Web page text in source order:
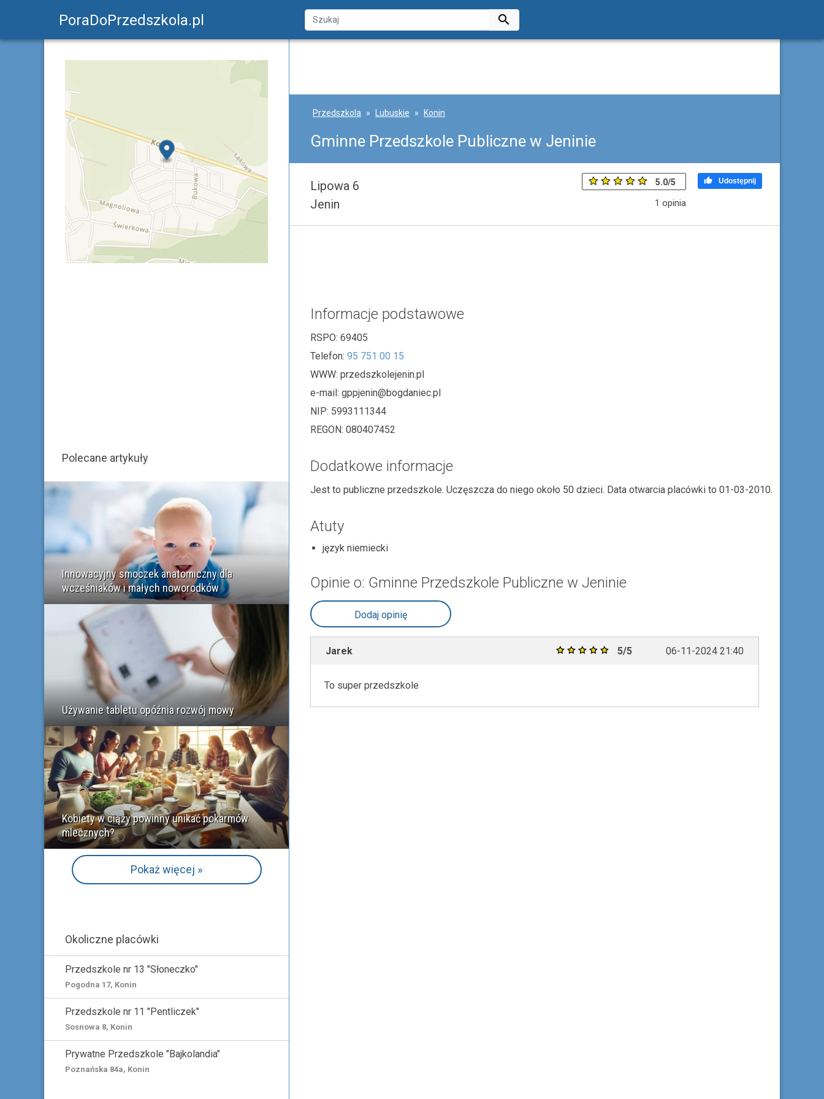
PoraDoPrzedszkola.pl 
Przedszkola Lubuskie Konin
Gminne Przedszkole Publiczne w Jeninie
Lipowa 6
Jenin
5.0/5
1 opinia
 Udostępnij
Informacje podstawowe
RSPO: 69405
Telefon: 95 751 00 15
WWW: przedszkolejenin.pl
e-mail: gppjenin@bogdaniec.pl
NIP: 5993111344
REGON: 080407452
Dodatkowe informacje
Jest to publiczne przedszkole. Uczęszcza do niego około 50 dzieci. Data otwarcia placówki to 01-03-2010.
Atuty
język niemiecki
Opinie o: Gminne Przedszkole Publiczne w Jeninie
Dodaj opinię
Jarek 5/5 06-11-2024 21:40
To super przedszkole
Polecane artykuły
Innowacyjny smoczek anatomiczny dla
wcześniaków i małych noworodków
Używanie tabletu opóźnia rozwój mowy
Kobiety w ciąży powinny unikać pokarmów
mlecznych?
Pokaż więcej »
Okoliczne placówki
Przedszkole nr 13 "Słoneczko"
Pogodna 17, Konin
Przedszkole nr 11 "Pentliczek"
Sosnowa 8, Konin
Prywatne Przedszkole "Bajkolandia"
Poznańska 84a, Konin